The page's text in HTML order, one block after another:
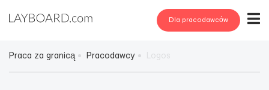
Dla pracodawców
Praca za granicą Pracodawcy